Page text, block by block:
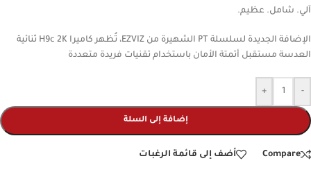
آلي. شامل. عظيم.
الإضافة الجديدة لسلسلة PT الشهيرة من EZVIZ، تُظهر كاميرا H9c 2K ثنائية
العدسة مستقبل أتمتة الأمان باستخدام تقنيات فريدة متعددة
-
+
إضافة إلى السلة
Compare أضف إلى قائمة الرغبات